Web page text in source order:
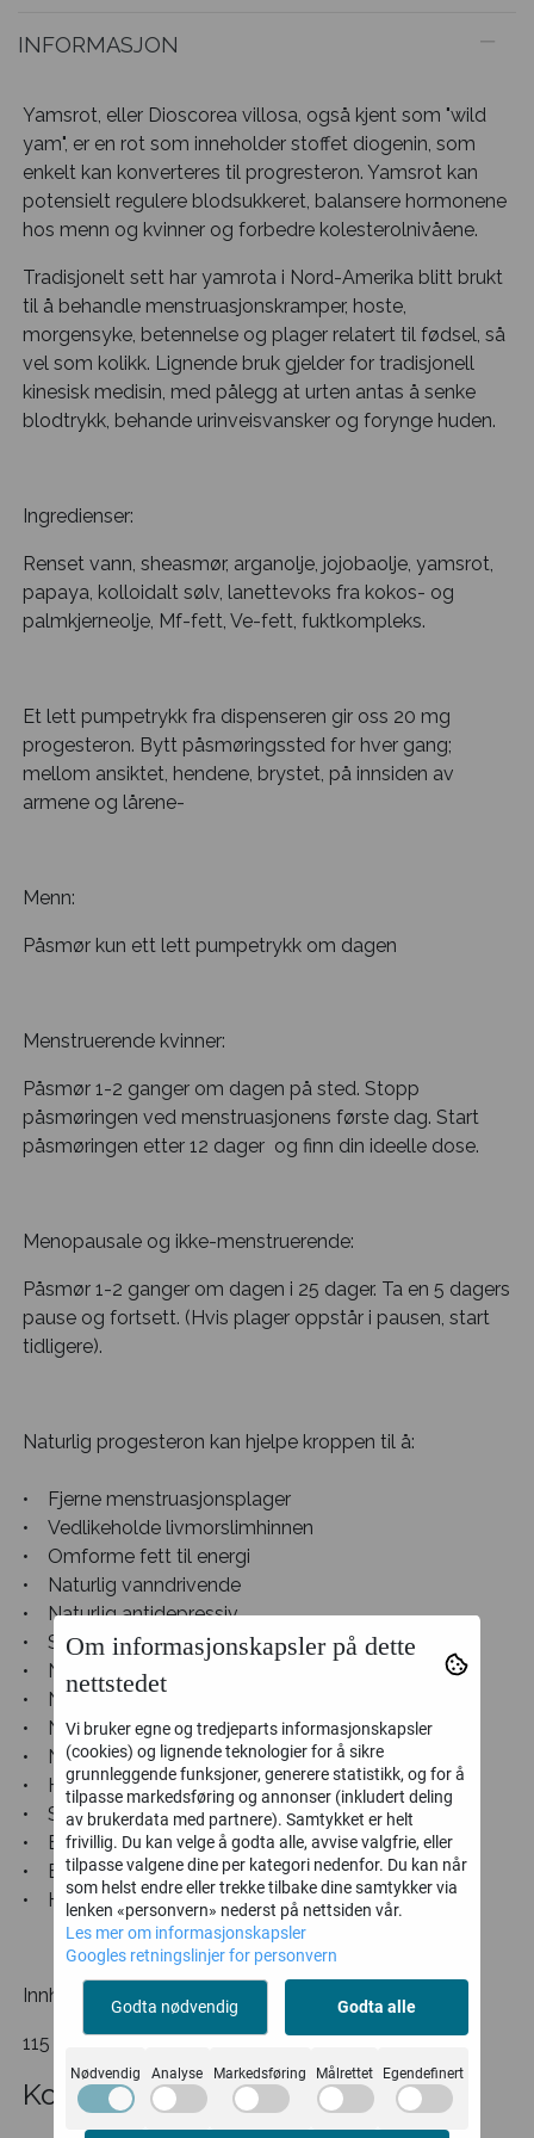
INFORMASJON
Yamsrot, eller Dioscorea villosa, også kjent som "wild
yam", er en rot som inneholder stoffet diogenin, som
enkelt kan konverteres til progresteron. Yamsrot kan
potensielt regulere blodsukkeret, balansere hormonene
hos menn og kvinner og forbedre kolesterolnivåene.
Tradisjonelt sett har yamrota i Nord-Amerika blitt brukt
til å behandle menstruasjonskramper, hoste,
morgensyke, betennelse og plager relatert til fødsel, så
vel som kolikk. Lignende bruk gjelder for tradisjonell
kinesisk medisin, med pålegg at urten antas å senke
blodtrykk, behande urinveisvansker og forynge huden.
Ingredienser:
Renset vann, sheasmør, arganolje, jojobaolje, yamsrot,
papaya, kolloidalt sølv, lanettevoks fra kokos- og
palmkjerneolje, Mf-fett, Ve-fett, fuktkompleks.
Et lett pumpetrykk fra dispenseren gir oss 20 mg
progesteron. Bytt påsmøringssted for hver gang;
mellom ansiktet, hendene, brystet, på innsiden av
armene og lårene-
Menn:
Påsmør kun ett lett pumpetrykk om dagen
Menstruerende kvinner:
Påsmør 1-2 ganger om dagen på sted. Stopp
påsmøringen ved menstruasjonens første dag. Start
påsmøringen etter 12 dager og finn din ideelle dose.
Menopausale og ikke-menstruerende:
Påsmør 1-2 ganger om dagen i 25 dager. Ta en 5 dagers
pause og fortsett. (Hvis plager oppstår i pausen, start
tidligere).
Naturlig progesteron kan hjelpe kroppen til å:
• Fjerne menstruasjonsplager
• Vedlikeholde livmorslimhinnen
• Omforme fett til energi
• Naturlig vanndrivende
• Naturlig antidepressiv
• Stimulere stoffskiftet, skjoldbruskkjertelen
• Normalisere blodlevring og blodsukker
• Normalisere uregelmessig sykluser
• Normalisere nivået av sink og kobber
• Normalisere oksygennivåer
• Hindrer kreft i livmoren bryst og prostata
• Stimulere beindannelse
• Beskytte hud hår og negler
• Beskytte prostata og hjertefunksjonen
• Hindre og forbedre osteoporose
Innhold:
115 gr
Kommentarer
Om informasjonskapsler på dette
nettstedet
Vi bruker egne og tredjeparts informasjonskapsler
(cookies) og lignende teknologier for å sikre
grunnleggende funksjoner, generere statistikk, og for å
tilpasse markedsføring og annonser (inkludert deling
av brukerdata med partnere). Samtykket er helt
frivillig. Du kan velge å godta alle, avvise valgfrie, eller
tilpasse valgene dine per kategori nedenfor. Du kan når
som helst endre eller trekke tilbake dine samtykker via
lenken «personvern» nederst på nettsiden vår.
Les mer om informasjonskapsler
Googles retningslinjer for personvern
Godta nødvendig Godta alle
Nødvendig Analyse Markedsføring Målrettet Egendefinert